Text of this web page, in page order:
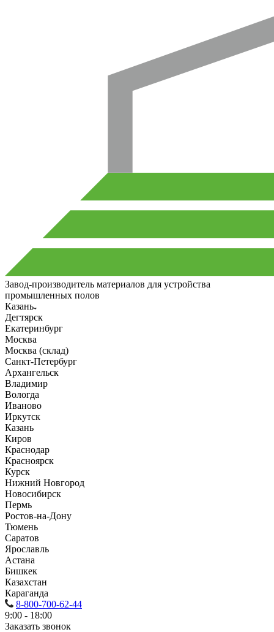
Завод-производитель материалов для устройства
промышленных полов
Казань
Дегтярск
Екатеринбург
Москва
Москва (склад)
Санкт-Петербург
Архангельск
Владимир
Вологда
Иваново
Иркутск
Казань
Киров
Краснодар
Красноярск
Курск
Нижний Новгород
Новосибирск
Пермь
Ростов-на-Дону
Тюмень
Саратов
Ярославль
Астана
Бишкек
Казахстан
Караганда
8-800-700-62-44
9:00 - 18:00
Заказать звонок